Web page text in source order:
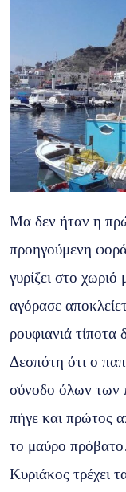
Μα δεν ήταν η
προηγούμενη
γυρίζει στο
αγόρασε
ρουφιανιά τίποτα
Δεσπότη ότι ο
σύνοδο όλων των
πήγε και πρώτος
το μαύρο
Κυριάκος τρέχει